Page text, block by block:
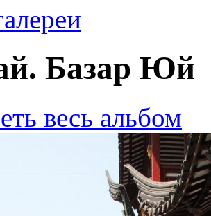
Базар Юй
весь альбом